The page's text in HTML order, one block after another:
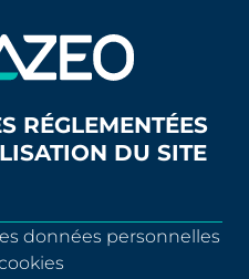
RÉGLEMENTÉES
DU SITE
données personnelles